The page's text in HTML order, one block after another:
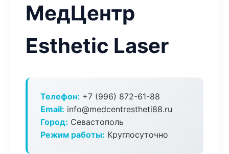
МедЦентр
Esthetic Laser
Телефон: +7 (996) 872-61-88
Email: info@medcentrestheti88.ru
Город: Севастополь
Режим работы: Круглосуточно